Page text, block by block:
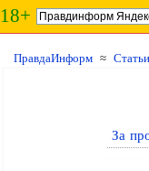
18+
ПравдаИнформ ≈
За